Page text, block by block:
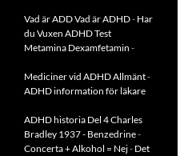
Vad är ADDVad är ADHD- Har
du Vuxen ADHD Test
Metamina Dexamfetamin -
Mediciner vid ADHD Allmänt-
ADHD information för läkare
ADHD historia Del 4 Charles
Bradley 1937 - Benzedrine-
Concerta + Alkohol = Nej- Det